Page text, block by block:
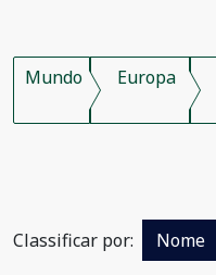
Mundo Europa
Classificar por: Nome